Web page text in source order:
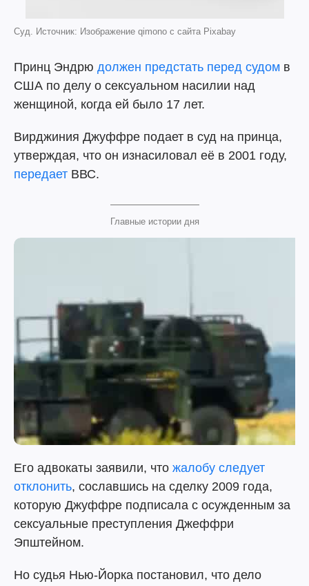
Суд. Источник: Изображение qimono с сайта Pixabay
Принц Эндрю должен предстать перед судом в
США по делу о сексуальном насилии над
женщиной, когда ей было 17 лет.
Вирджиния Джуффре подает в суд на принца,
утверждая, что он изнасиловал её в 2001 году,
передает ВВС.
Главные истории дня
Его адвокаты заявили, что жалобу следует
отклонить, сославшись на сделку 2009 года,
которую Джуффре подписала с осужденным за
сексуальные преступления Джеффри
Эпштейном.
Но судья Нью-Йорка постановил, что дело